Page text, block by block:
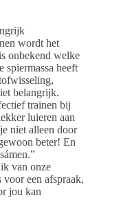
wordt het
onbekend welke
spiermassa heeft
belangrijk.
trainen bij
luieren aan
niet alleen door
beter! En
van onze
een afspraak,
jou kan